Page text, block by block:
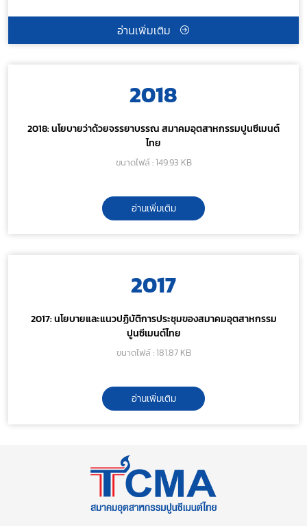
อ่านเพิ่มเติม
2018
2018: นโยบายว่าด้วยจรรยาบรรณ สมาคมอุตสาหกรรมปูนซีเมนต์
ไทย
ขนาดไฟล์ : 149.93 KB
อ่านเพิ่มเติม
2017
2017: นโยบายและแนวปฏิบัติการประชุมของสมาคมอุตสาหกรรม
ปูนซีเมนต์ไทย
ขนาดไฟล์ : 181.87 KB
อ่านเพิ่มเติม